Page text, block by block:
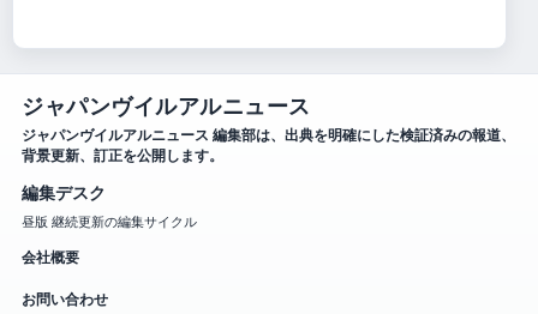
ジャパンヴイルアルニュース
ジャパンヴイルアルニュース 編集部は、出典を明確にした検証済みの報道、
背景更新、訂正を公開します。
編集デスク
昼版 継続更新の編集サイクル
会社概要
お問い合わせ